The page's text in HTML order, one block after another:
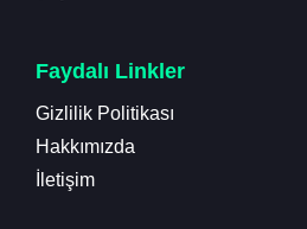
Faydalı Linkler
Gizlilik Politikası
Hakkımızda
İletişim